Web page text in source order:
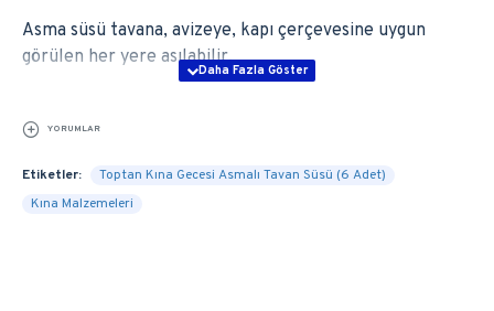
Asma süsü tavana, avizeye, kapı çerçevesine uygun
görülen her yere asılabilir.
YORUMLAR
Etiketler:
Toptan Kına Gecesi Asmalı Tavan Süsü (6 Adet)
Kına Malzemeleri